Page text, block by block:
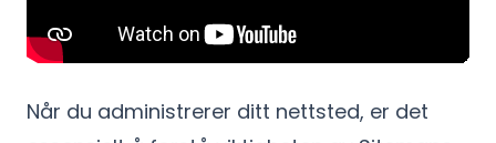
Når du administrerer ditt nettsted, er det